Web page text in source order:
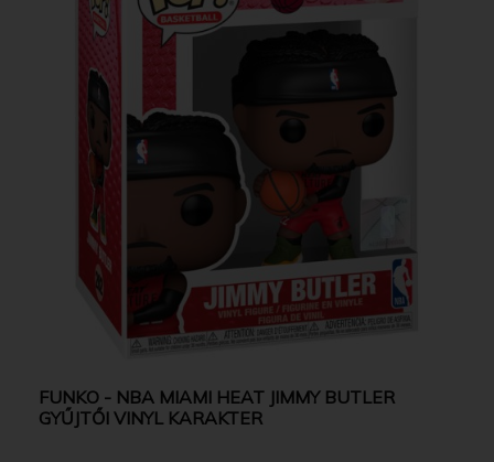
FUNKO - NBA MIAMI HEAT JIMMY BUTLER
GYŰJTŐI VINYL KARAKTER